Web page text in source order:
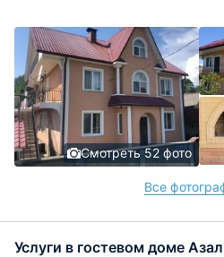
Смотреть 52 фото
Все
Услуги в гостевом доме